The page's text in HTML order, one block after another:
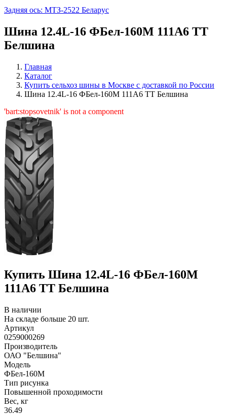
Задняя ось: МТЗ-2522 Беларус
Шина 12.4L-16 ФБел-160М 111A6 TT
Белшина
Главная
Каталог
Купить сельхоз шины в Москве с доставкой по России
Шина 12.4L-16 ФБел-160М 111A6 TT Белшина
'bart:stopsovetnik' is not a component
Купить Шина 12.4L-16 ФБел-160М
111A6 TT Белшина
В наличии
На складе больше 20 шт.
Артикул
0259000269
Производитель
ОАО "Белшина"
Модель
ФБел-160М
Тип рисунка
Повышенной проходимости
Вес, кг
36.49